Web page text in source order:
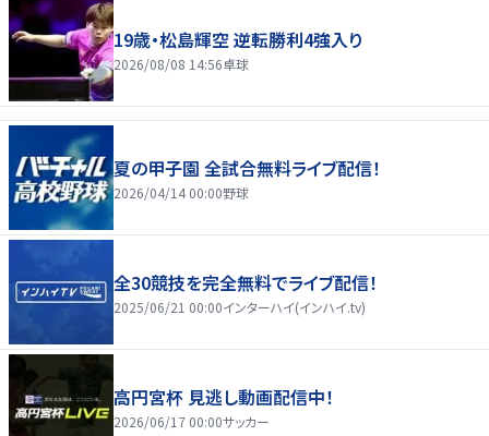
19歳・松島輝空 逆転勝利4強入り
2026/08/08 14:56卓球
夏の甲子園 全試合無料ライブ配信！
2026/04/14 00:00野球
全30競技を完全無料でライブ配信！
2025/06/21 00:00インターハイ(インハイ.tv)
高円宮杯 見逃し動画配信中！
2026/06/17 00:00サッカー